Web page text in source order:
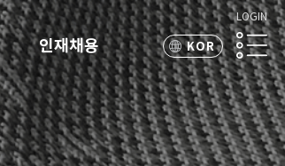
인재채용
KOR
ENG
LOGIN